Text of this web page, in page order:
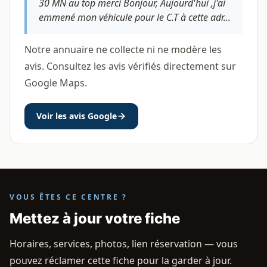
30 MN au top merci Bonjour, Aujourd'hui ,j'ai
emmené mon véhicule pour le C.T à cette adr...
Notre annuaire ne collecte ni ne modère les
avis. Consultez les avis vérifiés directement sur
Google Maps.
Voir les avis Google
VOUS ÊTES CE CENTRE ?
Mettez à jour votre fiche
Horaires, services, photos, lien réservation — vous
pouvez réclamer cette fiche pour la garder à jour.